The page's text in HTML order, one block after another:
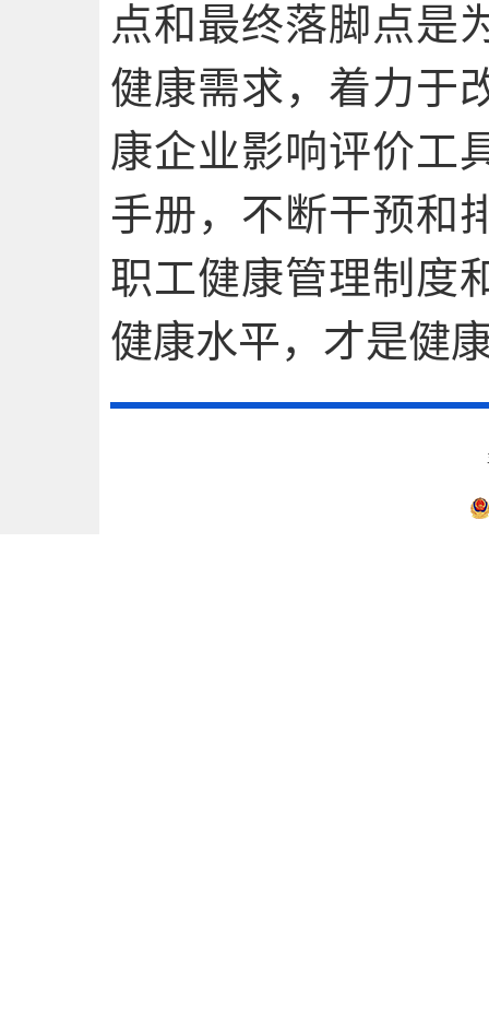
点和最终落脚点是
健康需求，着力于
康企业影响评价工
手册，不断干预和
职工健康管理制度
健康水平，才是健